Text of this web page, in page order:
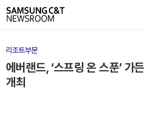
리조트부문
에버랜드, ‘스프링 온 스푼’ 가
개최